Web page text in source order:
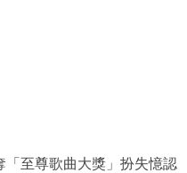
至尊歌曲大獎」扮失憶認